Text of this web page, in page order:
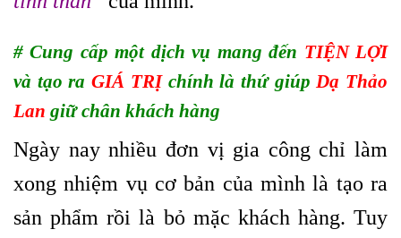
# Cung cấp một dịch vụ mang đến TIỆN LỢI
và tạo raGIÁ TRỊchính là thứ giúp Dạ Thảo
Lan giữ chân khách hàng
Ngày nay nhiều đơn vị gia công chỉ làm
xong nhiệm vụ cơ bản của mình là tạo ra
sản phẩm rồi là bỏ mặc khách hàng. Tuy